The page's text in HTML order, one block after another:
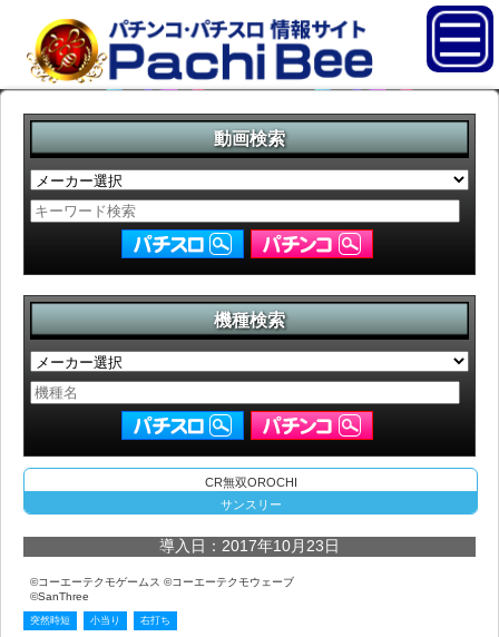
動画検索
機種検索
CR無双OROCHI
サンスリー
導入日：2017年10月23日
©コーエーテクモゲームス ©コーエーテクモウェーブ
©SanThree
突然時短 小当り 右打ち